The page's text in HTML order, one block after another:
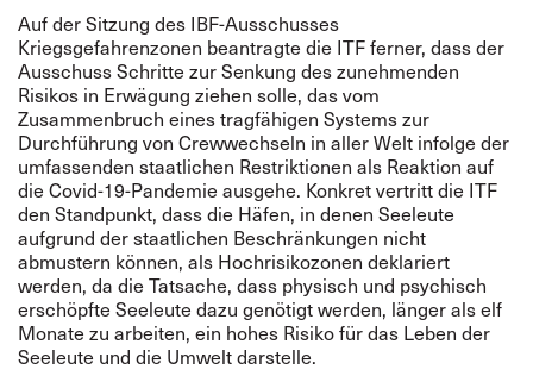
Auf der Sitzung des IBF-Ausschusses
Kriegsgefahrenzonen beantragte die ITF ferner, dass der
Ausschuss Schritte zur Senkung des zunehmenden
Risikos in Erwägung ziehen solle, das vom
Zusammenbruch eines tragfähigen Systems zur
Durchführung von Crewwechseln in aller Welt infolge der
umfassenden staatlichen Restriktionen als Reaktion auf
die Covid-19-Pandemie ausgehe. Konkret vertritt die ITF
den Standpunkt, dass die Häfen, in denen Seeleute
aufgrund der staatlichen Beschränkungen nicht
abmustern können, als Hochrisikozonen deklariert
werden, da die Tatsache, dass physisch und psychisch
erschöpfte Seeleute dazu genötigt werden, länger als elf
Monate zu arbeiten, ein hohes Risiko für das Leben der
Seeleute und die Umwelt darstelle.